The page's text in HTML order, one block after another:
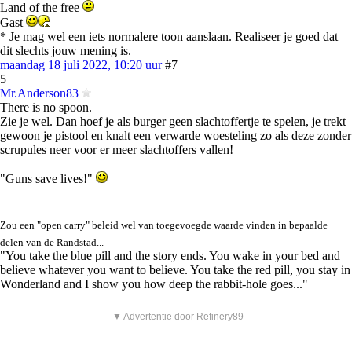
Land of the free
Gast
* Je mag wel een iets normalere toon aanslaan. Realiseer je goed dat
dit slechts jouw mening is.
maandag 18 juli 2022, 10:20 uur #7
5
Mr.Anderson83
There is no spoon.
Zie je wel. Dan hoef je als burger geen slachtoffertje te spelen, je trekt
gewoon je pistool en knalt een verwarde woesteling zo als deze zonder
scrupules neer voor er meer slachtoffers vallen!
"Guns save lives!"
Zou een "open carry" beleid wel van toegevoegde waarde vinden in bepaalde
delen van de Randstad...
"You take the blue pill and the story ends. You wake in your bed and
believe whatever you want to believe. You take the red pill, you stay in
Wonderland and I show you how deep the rabbit-hole goes..."
▼ Advertentie door Refinery89